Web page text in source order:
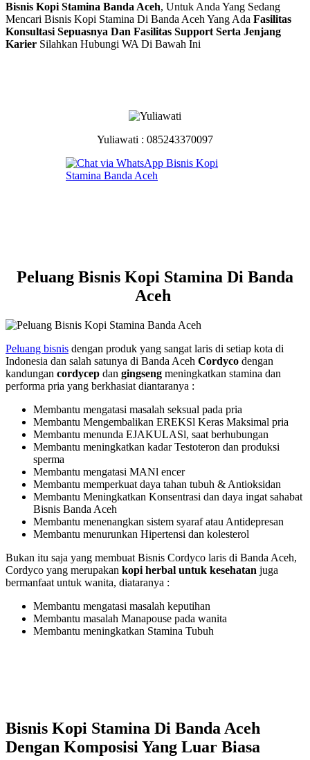
Bisnis Kopi Stamina Banda Aceh, Untuk Anda Yang Sedang
Mencari Bisnis Kopi Stamina Di Banda Aceh Yang Ada Fasilitas
Konsultasi Sepuasnya Dan Fasilitas Support Serta Jenjang
Karier Silahkan Hubungi WA Di Bawah Ini
Yuliawati : 085243370097
Peluang Bisnis Kopi Stamina Di Banda
Aceh
Peluang bisnis dengan produk yang sangat laris di setiap kota di
Indonesia dan salah satunya di Banda Aceh Cordyco dengan
kandungan cordycep dan gingseng meningkatkan stamina dan
performa pria yang berkhasiat diantaranya :
Membantu mengatasi masalah seksual pada pria
Membantu Mengembalikan EREKSl Keras Maksimal pria
Membantu menunda EJAKULASl, saat berhubungan
Membantu meningkatkan kadar Testoteron dan produksi
sperma
Membantu mengatasi MANl encer
Membantu memperkuat daya tahan tubuh & Antioksidan
Membantu Meningkatkan Konsentrasi dan daya ingat sahabat
Bisnis Banda Aceh
Membantu menenangkan sistem syaraf atau Antidepresan
Membantu menurunkan Hipertensi dan kolesterol
Bukan itu saja yang membuat Bisnis Cordyco laris di Banda Aceh,
Cordyco yang merupakan kopi herbal untuk kesehatan juga
bermanfaat untuk wanita, diataranya :
Membantu mengatasi masalah keputihan
Membantu masalah Manapouse pada wanita
Membantu meningkatkan Stamina Tubuh
Bisnis Kopi Stamina Di Banda Aceh
Dengan Komposisi Yang Luar Biasa